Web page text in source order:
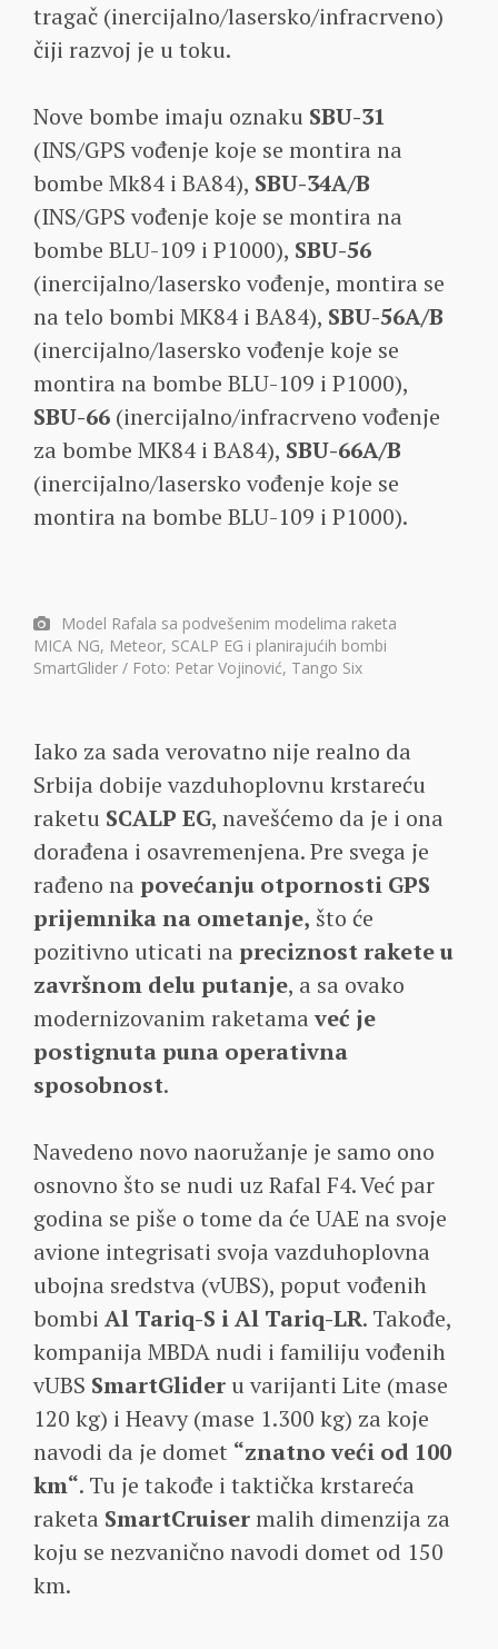
tragač (inercijalno/lasersko/infracrveno)
čiji razvoj je u toku.
Nove bombe imaju oznaku SBU-31
(INS/GPS vođenje koje se montira na
bombe Mk84 i BA84), SBU-34A/B
(INS/GPS vođenje koje se montira na
bombe BLU-109 i P1000), SBU-56
(inercijalno/lasersko vođenje, montira se
na telo bombi MK84 i BA84), SBU-56A/B
(inercijalno/lasersko vođenje koje se
montira na bombe BLU-109 i P1000),
SBU-66 (inercijalno/infracrveno vođenje
za bombe MK84 i BA84), SBU-66A/B
(inercijalno/lasersko vođenje koje se
montira na bombe BLU-109 i P1000).
Model Rafala sa podvešenim modelima raketa
MICA NG, Meteor, SCALP EG i planirajućih bombi
SmartGlider / Foto: Petar Vojinović, Tango Six
Iako za sada verovatno nije realno da
Srbija dobije vazduhoplovnu krstareću
raketu SCALP EG, navešćemo da je i ona
dorađena i osavremenjena. Pre svega je
rađeno na povećanju otpornosti GPS
prijemnika na ometanje, što će
pozitivno uticati na preciznost rakete u
završnom delu putanje, a sa ovako
modernizovanim raketamaveć je
postignuta puna operativna
sposobnost.
Navedeno novo naoružanje je samo ono
osnovno što se nudi uz Rafal F4. Već par
godina se piše o tome da će UAE na svoje
avione integrisati svoja vazduhoplovna
ubojna sredstva (vUBS), poput vođenih
bombi Al Tariq-S i Al Tariq-LR. Takođe,
kompanija MBDA nudi i familiju vođenih
vUBS SmartGlider u varijanti Lite (mase
120 kg) i Heavy (mase 1.300 kg) za koje
navodi da je domet “znatno veći od 100
km“. Tu je takođe i taktička krstareća
raketa SmartCruisermalih dimenzija za
koju se nezvanično navodi domet od 150
km.